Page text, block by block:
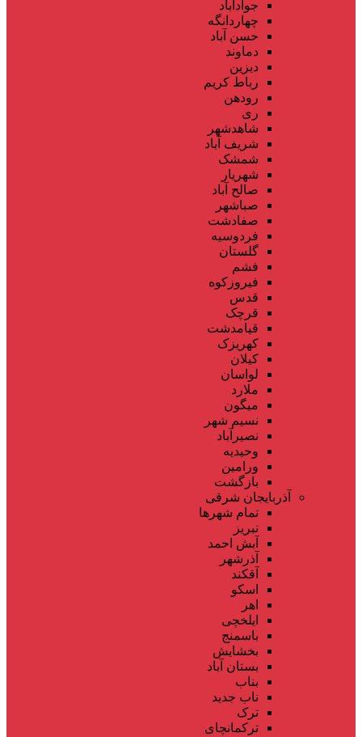
جوادآباد
چهاردانگه
حسن آباد
دماوند
دیزین
رباط کریم
رودهن
ری
شاهدشهر
شریف آباد
شمشک
شهریار
صالح آباد
صباشهر
صفادشت
فردوسیه
گلستان
فشم
فیروزکوه
قدس
قرچک
قیامدشت
کهریزک
کیلان
لواسان
ملارد
میگون
نسیم شهر
نصیرآباد
وحیدیه
ورامین
بازگشت
آذربایجان شرقی
تمام شهر‌ها
تبریز
آبش احمد
آذرشهر
آقکند
اسکو
اهر
ایلخچی
باسمنج
بخشایش
بستان آباد
بناب
ناب جدید
ترک
ترکمانچای